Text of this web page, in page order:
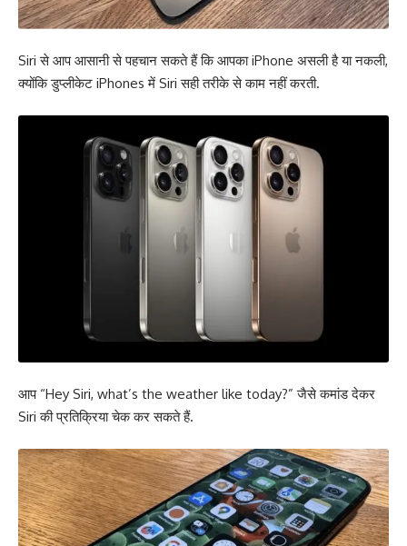
Siri से आप आसानी से पहचान सकते हैं कि आपका iPhone असली है या नकली,
क्योंकि डुप्लीकेट iPhones में Siri सही तरीके से काम नहीं करती.
आप “Hey Siri, what’s the weather like today?” जैसे कमांड देकर
Siri की प्रतिक्रिया चेक कर सकते हैं.